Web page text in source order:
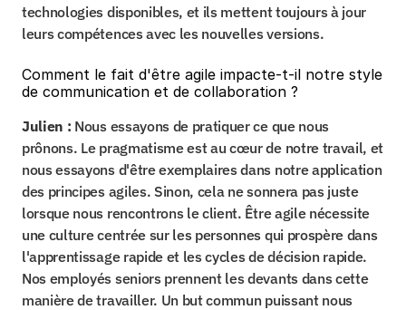
technologies disponibles, et ils mettent toujours à jour
leurs compétences avec les nouvelles versions.
Comment le fait d'être agile impacte-t-il notre style
de communication et de collaboration ?
Julien : Nous essayons de pratiquer ce que nous
prônons. Le pragmatisme est au cœur de notre travail, et
nous essayons d'être exemplaires dans notre application
des principes agiles. Sinon, cela ne sonnera pas juste
lorsque nous rencontrons le client. Être agile nécessite
une culture centrée sur les personnes qui prospère dans
l'apprentissage rapide et les cycles de décision rapide.
Nos employés seniors prennent les devants dans cette
manière de travailler. Un but commun puissant nous